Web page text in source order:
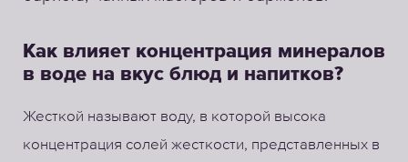
Как влияет концентрация минералов
в воде на вкус блюд и напитков?
Жесткой называют воду, в которой высока
концентрация солей жесткости, представленных в